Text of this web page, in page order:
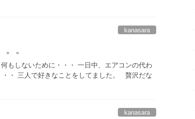
kanasara
。
もしないために・・・ 一日中、エアコンの代わ
・・ 三人で好きなことをしてました。 贅沢だな
kanasara